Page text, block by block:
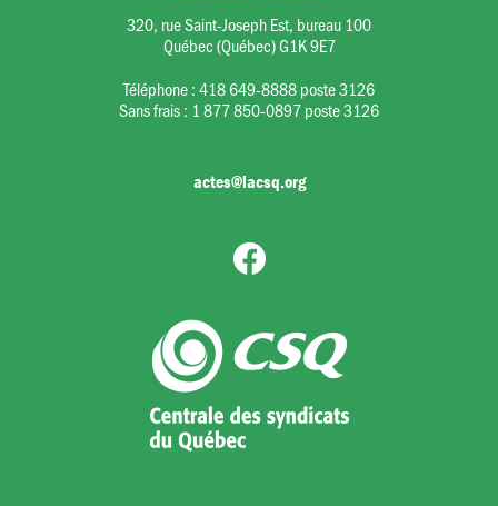
320, rue Saint-Joseph Est, bureau 100
Québec (Québec) G1K 9E7
Téléphone :418 649-8888 poste 3126
Sans frais : 1 877 850-0897 poste 3126
actes@lacsq.org